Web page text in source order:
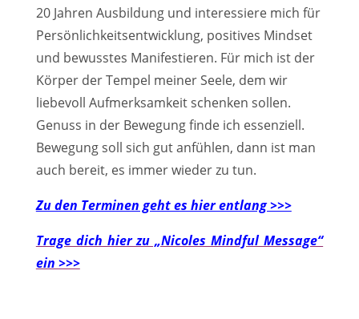
20 Jahren Ausbildung und interessiere mich für
Persönlichkeitsentwicklung, positives Mindset
und bewusstes Manifestieren. Für mich ist der
Körper der Tempel meiner Seele, dem wir
liebevoll Aufmerksamkeit schenken sollen.
Genuss in der Bewegung finde ich essenziell.
Bewegung soll sich gut anfühlen, dann ist man
auch bereit, es immer wieder zu tun.
Zu den Terminen geht es hier entlang >>>
Trage dich hier zu „Nicoles Mindful Message“
ein >>>